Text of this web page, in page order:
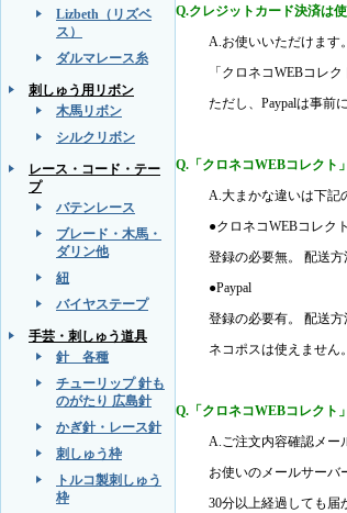
Lizbeth（リズベ
ス）
ダルマレース糸
刺しゅう用リボン
木馬リボン
シルクリボン
レース・コード・テー
プ
バテンレース
ブレード・木馬・
ダリン他
紐
バイヤステープ
手芸・刺しゅう道具
針 各種
チューリップ 針も
のがたり 広島針
かぎ針・レース針
刺しゅう枠
トルコ製刺しゅう
枠
Q.クレジットカード決済は
A.お使いいただけます。
「クロネコWEBコレ
ただし、Paypalは事前
Q.「クロネコWEBコレクト
A.大まかな違いは下記
●クロネコWEBコレクト
登録の必要無。 配送
●Paypal
登録の必要有。 配送
ネコポスは使えません
Q.「クロネコWEBコレクト
A.ご注文内容確認メー
お使いのメールサーバ
30分以上経過しても届